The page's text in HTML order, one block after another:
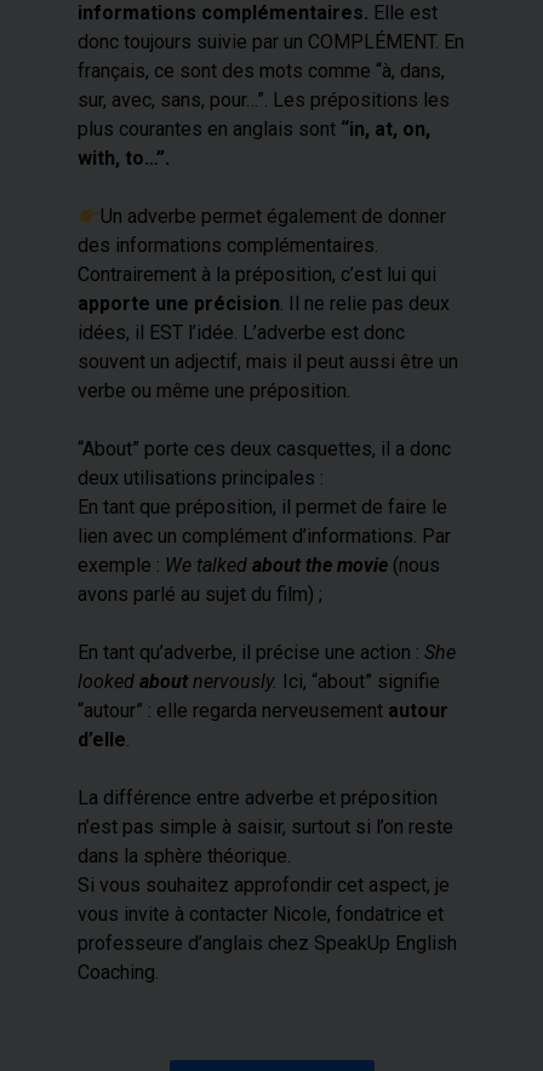
informations complémentaires. Elle est
donc toujours suivie par un COMPLÉMENT. En
français, ce sont des mots comme “à, dans,
sur, avec, sans, pour…”. Les prépositions les
plus courantes en anglais sont “in, at, on,
with, to…”.
Un adverbe permet également de donner
des informations complémentaires.
Contrairement à la préposition, c’est lui qui
apporte une précision. Il ne relie pas deux
idées, il EST l’idée. L’adverbe est donc
souvent un adjectif, mais il peut aussi être un
verbe ou même une préposition.
“About” porte ces deux casquettes, il a donc
deux utilisations principales :
En tant que préposition, il permet de faire le
lien avec un complément d’informations. Par
exemple : We talkedabout the movie (nous
avons parlé au sujet du film) ;
En tant qu’adverbe, il précise une action :She
lookedabout nervously. Ici, “about” signifie
“autour” : elle regarda nerveusement autour
d’elle.
La différence entre adverbe et préposition
n’est pas simple à saisir, surtout si l’on reste
dans la sphère théorique.
Si vous souhaitez approfondir cet aspect, je
vous invite à contacter Nicole, fondatrice et
professeure d’anglais chez SpeakUp English
Coaching.